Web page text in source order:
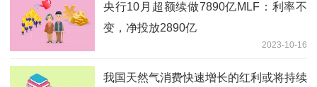
央行10月超额续做7890亿MLF：利率不
变，净投放2890亿
2023-10-16
我国天然气消费快速增长的红利或将持续